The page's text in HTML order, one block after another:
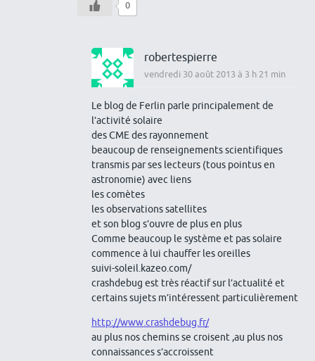
0
robertespierre
vendredi 30 août 2013 à 3 h 21 min
Le blog de Ferlin parle principalement de
l’activité solaire
des CME des rayonnement
beaucoup de renseignements scientifiques
transmis par ses lecteurs (tous pointus en
astronomie) avec liens
les comètes
les observations satellites
et son blog s’ouvre de plus en plus
Comme beaucoup le système et pas solaire
commence à lui chauffer les oreilles
suivi-soleil.kazeo.com/
crashdebug est très réactif sur l’actualité et
certains sujets m’intéressent particulièrement
http://www.crashdebug.fr/
au plus nos chemins se croisent ,au plus nos
connaissances s’accroissent